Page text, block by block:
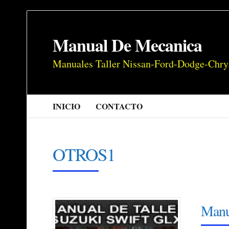
Manual De Mecanica
Manuales Taller Nissan-Ford-Dodge-
INICIO CONTACTO
OTROS1